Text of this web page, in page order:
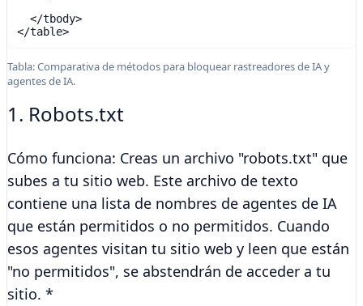
  </tbody>
Tabla: Comparativa de métodos para bloquear rastreadores de IA y
agentes de IA.
1. Robots.txt
Cómo funciona: Creas un archivo "robots.txt" que
subes a tu sitio web. Este archivo de texto
contiene una lista de nombres de agentes de IA
que están permitidos o no permitidos. Cuando
esos agentes visitan tu sitio web y leen que están
"no permitidos", se abstendrán de acceder a tu
sitio. *